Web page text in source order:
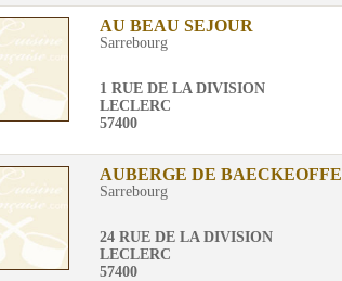
AU BEAU SEJOUR
Sarrebourg
1 RUE DE LA DIVISION
LECLERC
57400
AUBERGE DE BAECKEOFFE
Sarrebourg
24 RUE DE LA DIVISION
LECLERC
57400